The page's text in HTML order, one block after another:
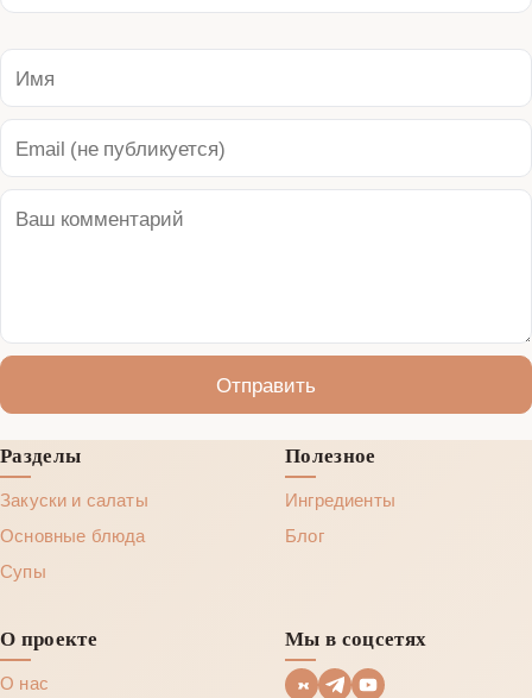
Отправить
Разделы
Закуски и салаты
Основные блюда
Супы
Полезное
Ингредиенты
Блог
О проекте
О нас
Мы в соцсетях